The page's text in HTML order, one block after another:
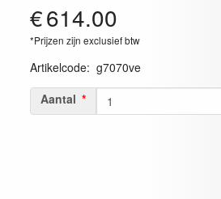
€614.00
*Prijzen zijn exclusief btw
Artikelcode: g7070ve
Aantal